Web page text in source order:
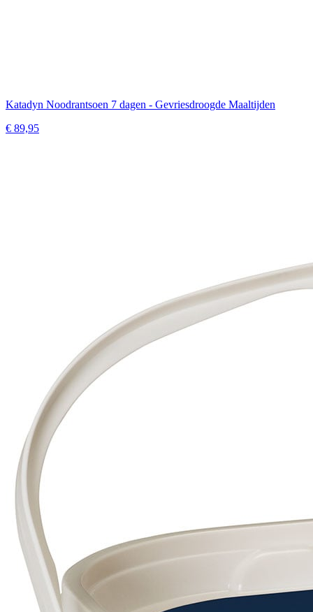
Katadyn Noodrantsoen 7 dagen - Gevriesdroogde Maaltijden
€ 89,95